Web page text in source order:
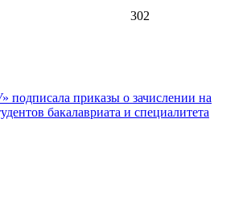
302
подписала приказы о зачислении на
бакалавриата и специалитета